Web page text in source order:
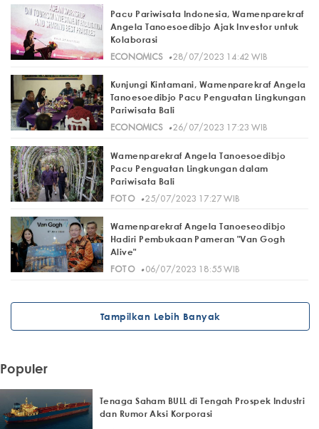
Pacu Pariwisata Indonesia, Wamenparekraf
Angela Tanoesoedibjo Ajak Investor untuk
Kolaborasi
ECONOMICS· 28/07/2023 14:42 WIB
Kunjungi Kintamani, Wamenparekraf Angela
Tanoesoedibjo Pacu Penguatan Lingkungan
Pariwisata Bali
ECONOMICS· 26/07/2023 17:23 WIB
Wamenparekraf Angela Tanoesoedibjo
Pacu Penguatan Lingkungan dalam
Pariwisata Bali
FOTO· 25/07/2023 17:27 WIB
Wamenparekraf Angela Tanoeseodibjo
Hadiri Pembukaan Pameran "Van Gogh
Alive"
FOTO· 06/07/2023 18:55 WIB
Tampilkan Lebih Banyak
Populer
Tenaga Saham BULL di Tengah Prospek Industri
dan Rumor Aksi Korporasi